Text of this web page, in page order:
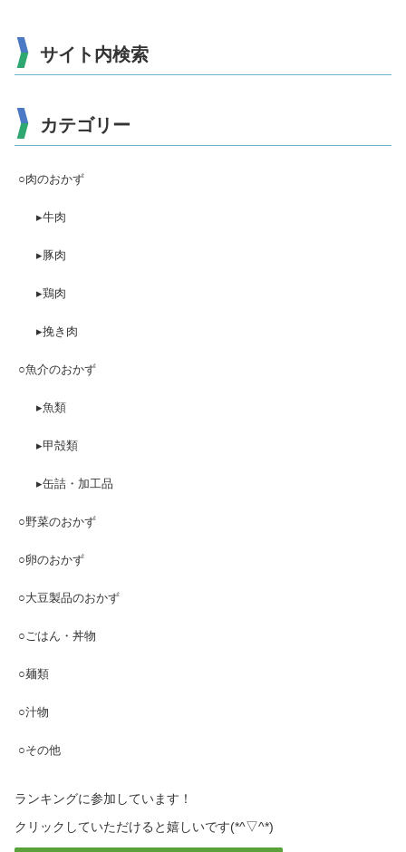
サイト内検索
カテゴリー
○肉のおかず
▸牛肉
▸豚肉
▸鶏肉
▸挽き肉
○魚介のおかず
▸魚類
▸甲殻類
▸缶詰・加工品
○野菜のおかず
○卵のおかず
○大豆製品のおかず
○ごはん・丼物
○麺類
○汁物
○その他
ランキングに参加しています！
クリックしていただけると嬉しいです(*^▽^*)